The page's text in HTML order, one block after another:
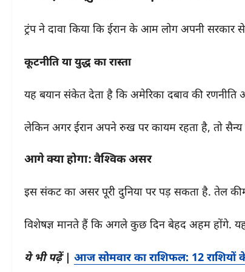
ट्रंप ने दावा किया कि ईरान के आम लोग अपनी
कूटनीति या युद्ध का रास्ता
यह बयान संकेत देता है कि अमेरिका दबाव की रणनीति
लेकिन अगर ईरान अपने रुख पर कायम रहता है, तो सैन्य
आगे क्या होगा: वैश्विक असर
इस संकट का असर पूरी दुनिया पर पड़ सकता है. तेल
विशेषज्ञ मानते हैं कि अगले कुछ दिन बेहद अहम होंगे.
ये भी पढ़ें| आज सोमवार का राशिफल: 12